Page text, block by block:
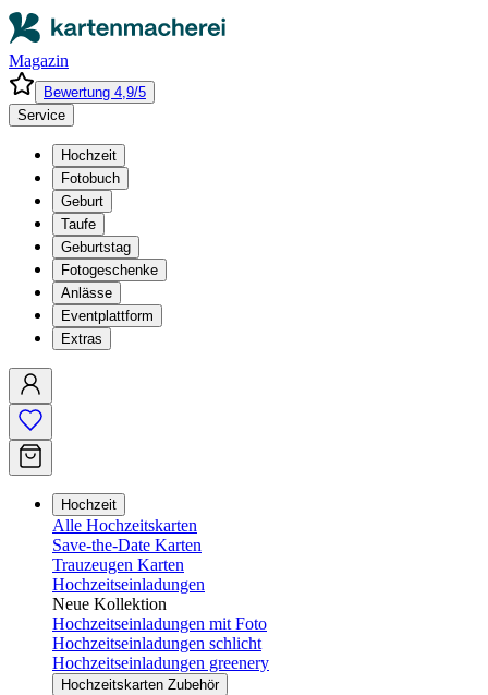
Magazin
Bewertung 4,9/5
Service
Hochzeit
Fotobuch
Geburt
Taufe
Geburtstag
Fotogeschenke
Anlässe
Eventplattform
Extras
Hochzeit
Alle Hochzeitskarten
Save-the-Date Karten
Trauzeugen Karten
Hochzeitseinladungen
Neue Kollektion
Hochzeitseinladungen mit Foto
Hochzeitseinladungen schlicht
Hochzeitseinladungen greenery
Hochzeitskarten Zubehör